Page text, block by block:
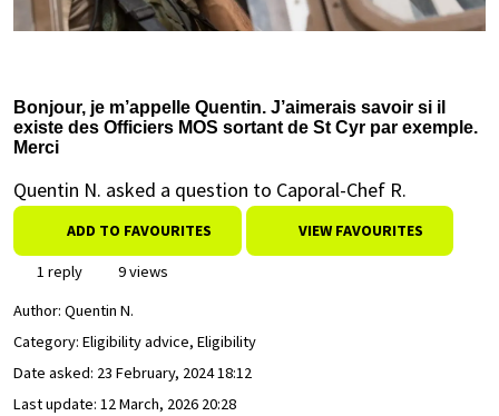
Bonjour, je m’appelle Quentin. J’aimerais savoir si il
existe des Officiers MOS sortant de St Cyr par exemple.
Merci
Quentin N. asked a question to Caporal-Chef R.
ADD TO FAVOURITES VIEW FAVOURITES
1 reply
9 views
Author: Quentin N.
Category: Eligibility advice, Eligibility
Date asked: 23 February, 2024 18:12
Last update: 12 March, 2026 20:28